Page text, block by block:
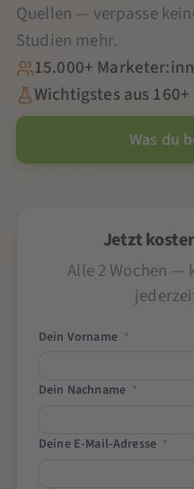
Quellen — verpasse
Studien mehr.
15.000+
Wichtigstes aus
Was du
Jetzt
Alle 2 Wochen —
Dein Vorname *
Dein Nachname *
Deine E-Mail-Adresse *